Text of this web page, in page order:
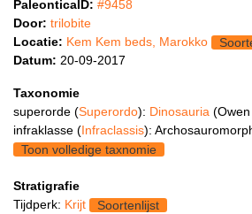
PaleonticaID: #9458
Door: trilobite
Locatie: Kem Kem beds, Marokko
Datum: 20-09-2017
Taxonomie
superorde (Superordo): Dinosauria
infraklasse (Infraclassis):
Toon volledige taxnomie
Stratigrafie
Tijdperk: Krijt
Soortenlijst